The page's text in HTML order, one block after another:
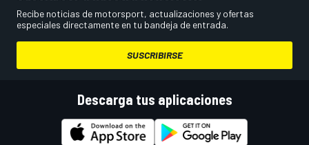
Recibe noticias de motorsport, actualizaciones y ofertas
especiales directamente en tu bandeja de entrada.
SUSCRIBIRSE
Descarga tus aplicaciones